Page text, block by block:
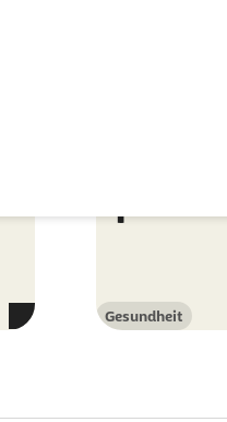
Kategorie
Gesundheit